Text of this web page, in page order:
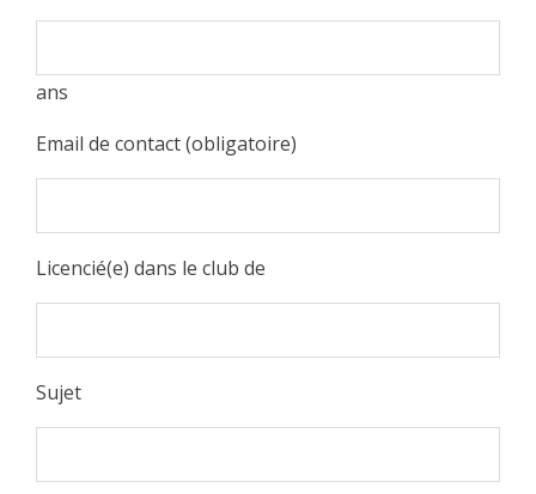
ans
Email de contact (obligatoire)
Licencié(e) dans le club de
Sujet